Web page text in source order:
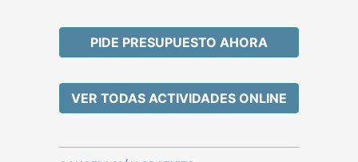
PIDE PRESUPUESTO AHORA
VER TODAS ACTIVIDADES ONLINE